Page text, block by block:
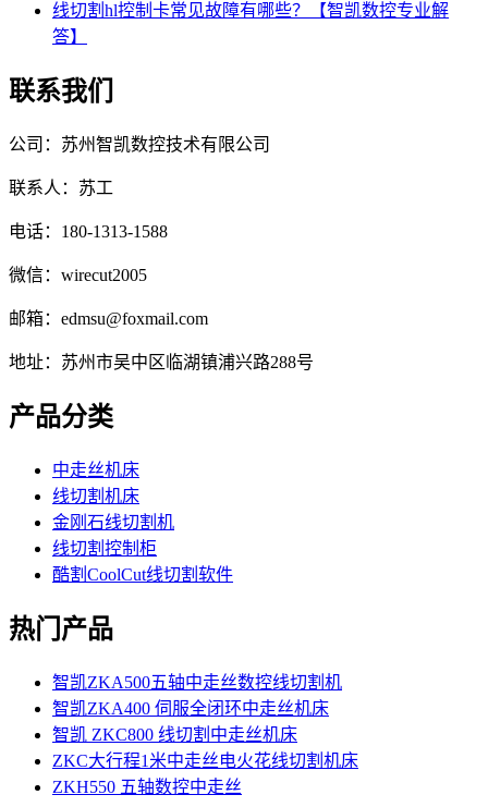
线切割hl控制卡常见故障有哪些？【智凯数控专业解
答】
联系我们
公司：苏州智凯数控技术有限公司
联系人：苏工
电话：180-1313-1588
微信：wirecut2005
邮箱：edmsu@foxmail.com
地址：苏州市吴中区临湖镇浦兴路288号
产品分类
中走丝机床
线切割机床
金刚石线切割机
线切割控制柜
酷割CoolCut线切割软件
热门产品
智凯ZKA500五轴中走丝数控线切割机
智凯ZKA400 伺服全闭环中走丝机床
智凯 ZKC800 线切割中走丝机床
ZKC大行程1米中走丝电火花线切割机床
ZKH550 五轴数控中走丝